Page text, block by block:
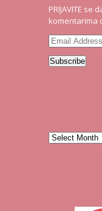
PRIJAVITE
komentarima
Email
Address
Subscribe
Arhiva